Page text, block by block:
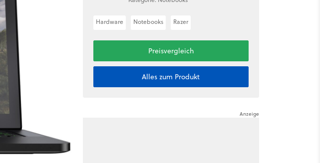
Hardware Notebooks Razer
Preisvergleich
Alles zum Produkt